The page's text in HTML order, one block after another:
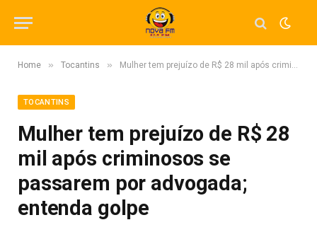
Home » Tocantins » Mulher tem prejuízo de R$ 28 mil após criminosos se passarem por advogada; entenda golpe
TOCANTINS
Mulher tem prejuízo de R$ 28
mil após criminosos se
passarem por advogada;
entenda golpe